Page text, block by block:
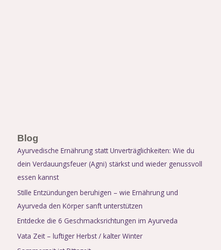
Blog
Ayurvedische Ernährung statt Unverträglichkeiten: Wie du
dein Verdauungsfeuer (Agni) stärkst und wieder genussvoll
essen kannst
Stille Entzündungen beruhigen – wie Ernährung und
Ayurveda den Körper sanft unterstützen
Entdecke die 6 Geschmacksrichtungen im Ayurveda
Vata Zeit – luftiger Herbst / kalter Winter